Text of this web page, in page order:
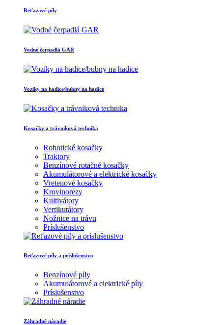
Reťazové píly
Vodné čerpadlá GAR
Vozíky na hadice/bubny na hadice
Kosačky a trávniková technika
Robotické kosačky
Traktory
Benzínové rotačné kosačky
Akumulátorové a elektrické kosačky
Vretenové kosačky
Krovinorezy
Kultivátory
Vertikutátory
Nožnice na trávu
Príslušenstvo
Reťazové píly a príslušenstvo
Benzínové píly
Akumulátorové a elektrické píly
Príslušenstvo
Záhradné náradie